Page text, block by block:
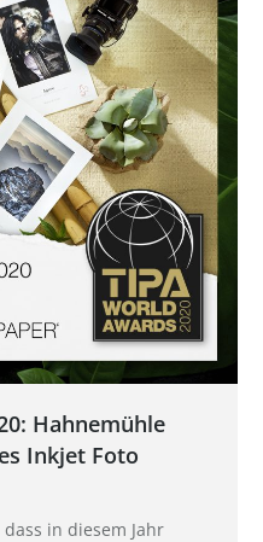
Hahnemühle
Inkjet Foto
in diesem Jahr